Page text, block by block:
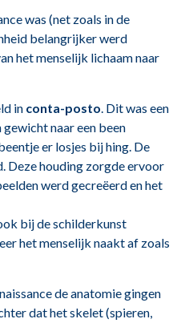
was (net zoals in de
belangrijker werd
het menselijk lichaam naar
in conta-posto. Dit was een
naar een been
er losjes bij hing. De
Deze houding zorgde ervoor
werd gecreëerd en het
bij de schilderkunst
het menselijk naakt af zoals
de anatomie gingen
dat het skelet (spieren,